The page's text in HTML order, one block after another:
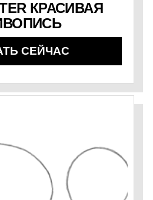
КРАСИВАЯ
СЕЙЧАС